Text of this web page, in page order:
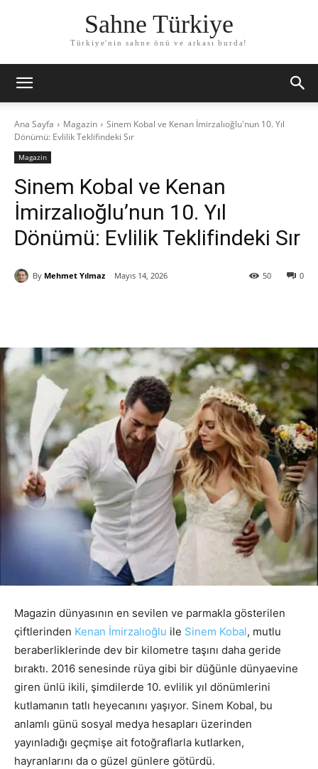
Sahne Türkiye
Türkiye'nin sahne önü ve arkası burda!
Ana Sayfa Magazin
Sinem Kobal ve Kenan İmirzalıoğlu'nun 10. Yıl
Dönümü: Evlilik Teklifindeki Sır
Magazin
Sinem Kobal ve Kenan
İmirzalıoğlu’nun 10. Yıl
Dönümü: Evlilik Teklifindeki Sır
By Mehmet Yılmaz Mayıs 14, 2026 0
50
Magazin dünyasının en sevilen ve parmakla gösterilen
çiftlerinden Kenan İmirzalıoğlu ile Sinem Kobal, mutlu
beraberliklerinde dev bir kilometre taşını daha geride
bıraktı. 2016 senesinde rüya gibi bir düğünle dünyaevine
giren ünlü ikili, şimdilerde 10. evlilik yıl dönümlerini
kutlamanın tatlı heyecanını yaşıyor. Sinem Kobal, bu
anlamlı günü sosyal medya hesapları üzerinden
yayınladığı geçmişe ait fotoğraflarla kutlarken,
hayranlarını da o güzel günlere götürdü.